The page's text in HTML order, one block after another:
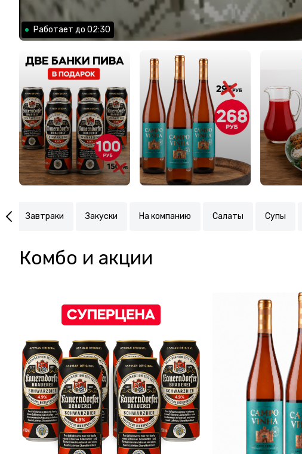
Работает до 02:30
Завтраки Закуски На компанию Салаты Супы
Комбо и акции